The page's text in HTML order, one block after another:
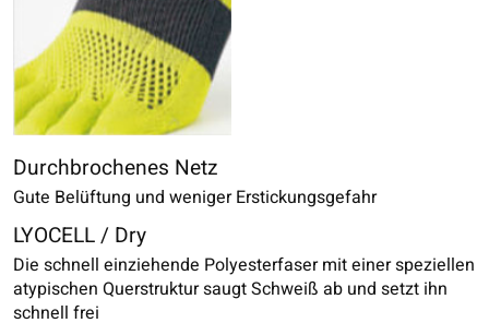
Durchbrochenes Netz
Gute Belüftung und weniger Erstickungsgefahr
LYOCELL / Dry
Die schnell einziehende Polyesterfaser mit einer speziellen
atypischen Querstruktur saugt Schweiß ab und setzt ihn
schnell frei